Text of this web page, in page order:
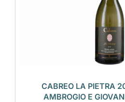
CABREO LA PIETRA
AMBROGIO E